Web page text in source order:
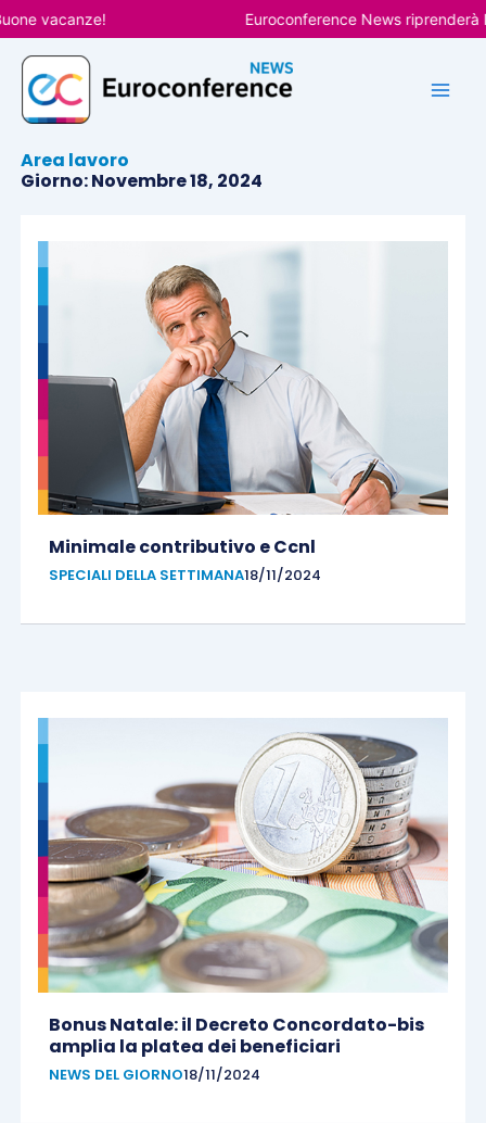
Vai
al
contenuto
vacanze! Euroconference News riprenderà le
Area lavoro
Giorno: Novembre 18, 2024
Minimale contributivo e Ccnl
SPECIALI DELLA SETTIMANA18/11/2024
Bonus Natale: il Decreto Concordato-bis
amplia la platea dei beneficiari
NEWS DEL GIORNO18/11/2024